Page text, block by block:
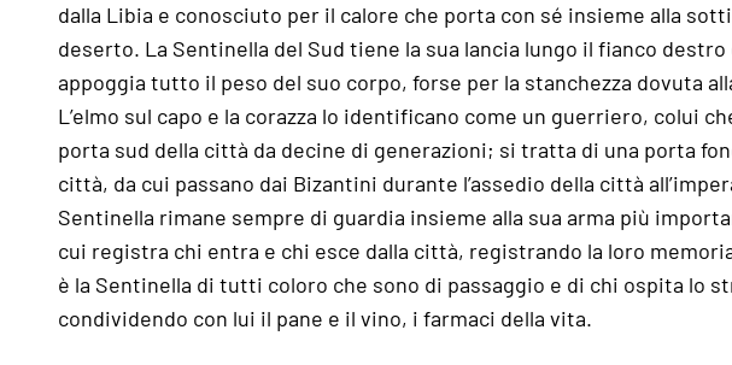
dalla Libia e conosciuto per il calore che porta con sé insieme alla
deserto. La Sentinella del Sud tiene la sua lancia lungo il fianco destro
appoggia tutto il peso del suo corpo, forse per la stanchezza dovuta
L’elmo sul capo e la corazza lo identificano come un guerriero, colui
porta sud della città da decine di generazioni; si tratta di una porta
città, da cui passano dai Bizantini durante l’assedio della città
Sentinella rimane sempre di guardia insieme alla sua arma più
cui registra chi entra e chi esce dalla città, registrando la loro
è la Sentinella di tutti coloro che sono di passaggio e di chi ospita lo
condividendo con lui il pane e il vino, i farmaci della vita.